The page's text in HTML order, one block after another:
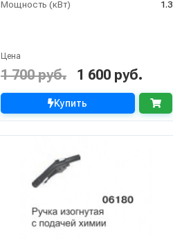
Мощность (кВт)
1.3
Цена
1 700 руб. 1 600 руб.
Купить